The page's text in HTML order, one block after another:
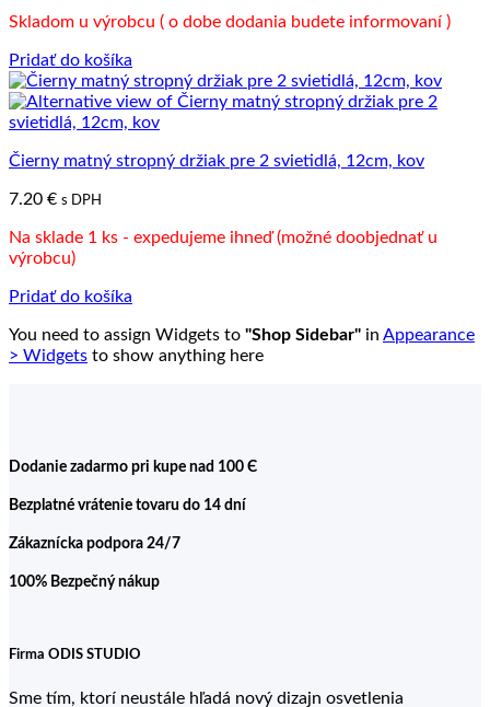
Skladom u výrobcu ( o dobe dodania budete informovaní )
Pridať do košíka
Čierny matný stropný držiak pre 2 svietidlá, 12cm, kov
7.20 € s DPH
Na sklade 1 ks - expedujeme ihneď (možné doobjednať u
výrobcu)
Pridať do košíka
You need to assign Widgets to "Shop Sidebar" in Appearance
> Widgets to show anything here
Dodanie zadarmo pri kupe nad 100 Є
Bezplatné vrátenie tovaru do 14 dní
Zákaznícka podpora 24/7
100% Bezpečný nákup
Firma ODIS STUDIO
Sme tím, ktorí neustále hľadá nový dizajn osvetlenia